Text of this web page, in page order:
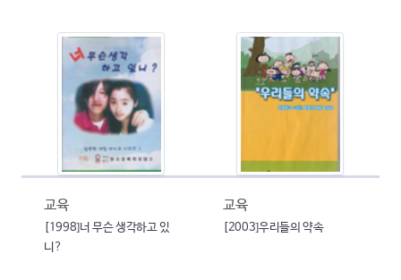
교육
[1998]너 무슨 생각하고 있
니?
교육
[2003]우리들의 약속